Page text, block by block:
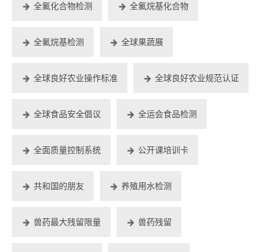
全氟化合物检测 全氟烷基化合物
全氟烷基检测 全球果蔬展
全球良好农业操作标准 全球良好农业规范认证
全球食品安全倡议 全运会食品检测
全面质量控制系统 公开课培训卡
共和国的朋友 养殖用水检测
兽药最大残留限量 兽药残留